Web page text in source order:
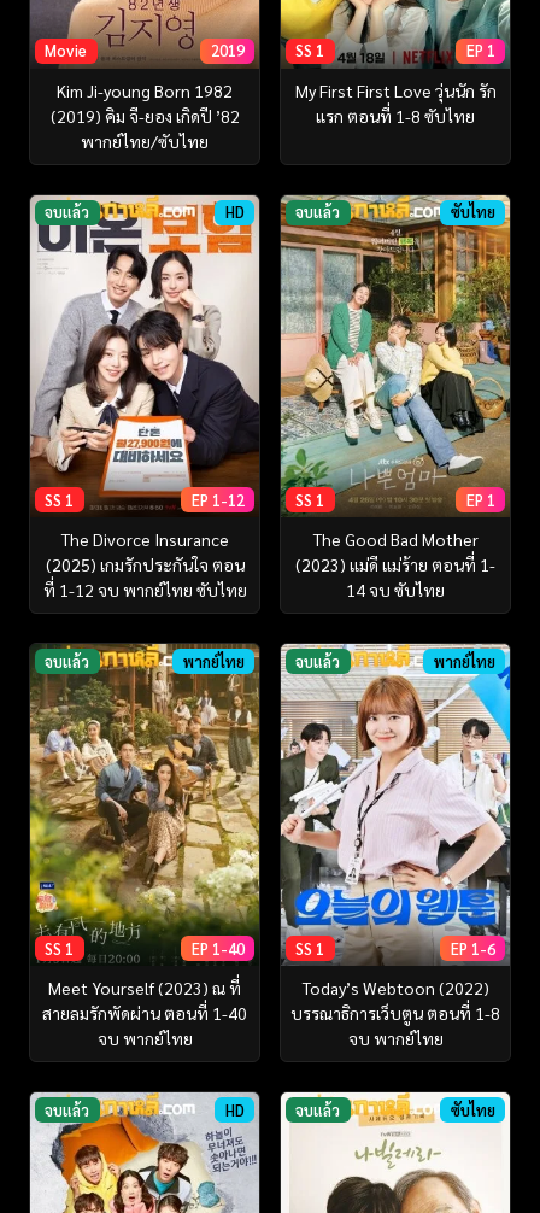
Movie 2019
Kim Ji-young Born 1982
(2019) คิม จี-ยอง เกิดปี ’82
พากย์ไทย/ซับไทย
SS 1 EP 1
My First First Love วุ่นนัก รัก
แรก ตอนที่ 1-8 ซับไทย
จบแล้ว HD
SS 1 EP 1-12
The Divorce Insurance
(2025) เกมรักประกันใจ ตอน
ที่ 1-12 จบ พากย์ไทย ซับไทย
จบแล้ว ซับไทย
SS 1 EP 1
The Good Bad Mother
(2023) แม่ดี แม่ร้าย ตอนที่ 1-
14 จบ ซับไทย
จบแล้ว พากย์ไทย
SS 1 EP 1-40
Meet Yourself (2023) ณ ที่
สายลมรักพัดผ่าน ตอนที่ 1-40
จบ พากย์ไทย
จบแล้ว พากย์ไทย
SS 1 EP 1-6
Today’s Webtoon (2022)
บรรณาธิการเว็บตูน ตอนที่ 1-8
จบ พากย์ไทย
จบแล้ว HD จบแล้ว ซับไทย